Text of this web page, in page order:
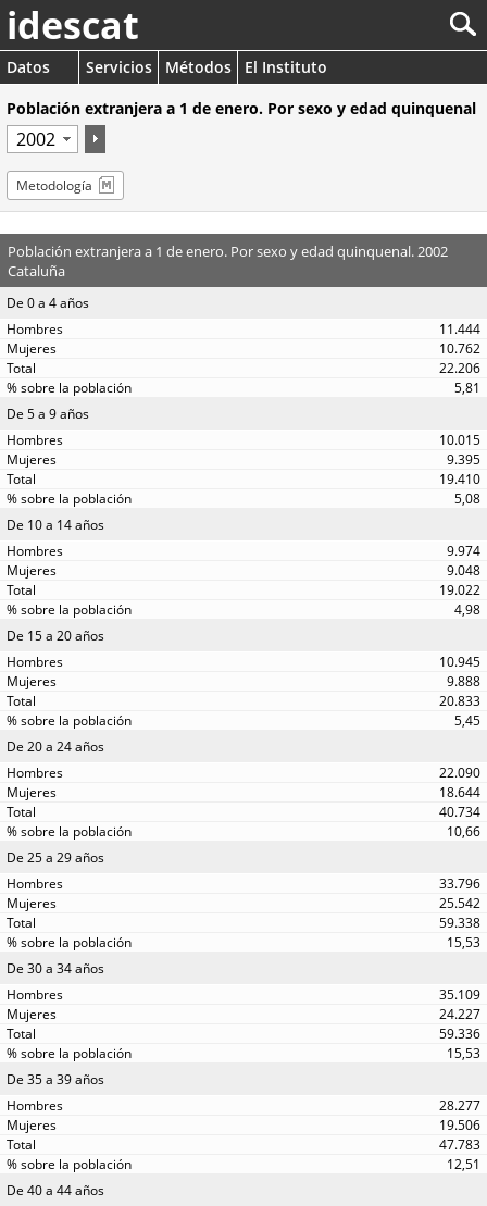
idescat
Datos Servicios Métodos
El Instituto
Población extranjera a 1 de enero. Por sexo y edad quinquenal
Metodología
Población extranjera a 1 de enero. Por sexo y edad quinquenal. 2002
Cataluña
De 0 a 4 años
11.444
10.762
22.206
5,81
De 5 a 9 años
10.015
9.395
19.410
5,08
De 10 a 14 años
9.974
9.048
19.022
4,98
De 15 a 20 años
10.945
9.888
20.833
5,45
De 20 a 24 años
22.090
18.644
40.734
10,66
De 25 a 29 años
33.796
25.542
59.338
15,53
De 30 a 34 años
35.109
24.227
59.336
15,53
De 35 a 39 años
28.277
19.506
47.783
12,51
De 40 a 44 años